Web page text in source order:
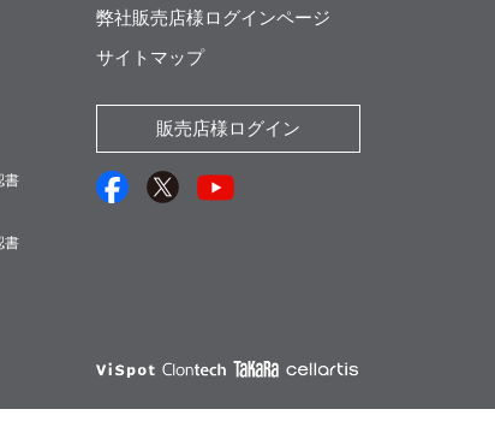
書
書
弊社販売店様ログインページ
サイトマップ
販売店様ログイン